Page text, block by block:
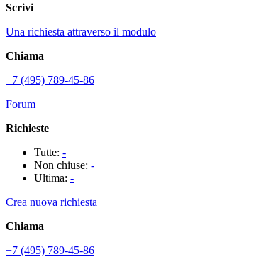
Scrivi
Una richiesta attraverso il modulo
Chiama
+7 (495) 789-45-86
Forum
Richieste
Tutte: -
Non chiuse: -
Ultima: -
Crea nuova richiesta
Chiama
+7 (495) 789-45-86